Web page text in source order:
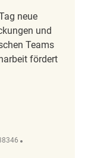
neue
und
Teams
fördert